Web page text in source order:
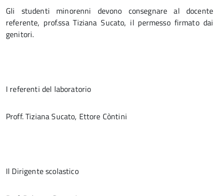
Gli studenti minorenni devono consegnare al docente
referente, prof.ssa Tiziana Sucato, il permesso firmato dai
genitori.
I referenti del laboratorio
Proff. Tiziana Sucato, Ettore Còntini
Il Dirigente scolastico